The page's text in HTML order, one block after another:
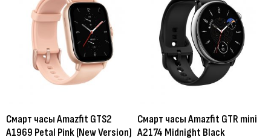
Смарт часы Amazfit GTS2
A1969 Petal Pink (New Version)
Смарт часы Amazfit GTR mini
A2174 Midnight Black